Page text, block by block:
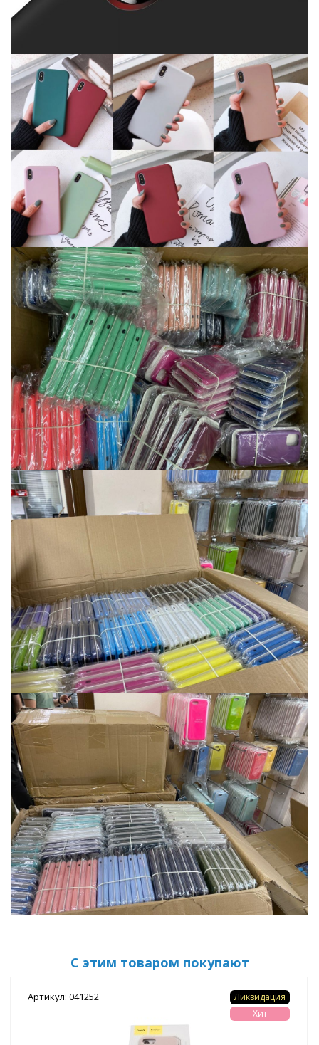
С этим товаром покупают
Артикул: 041252
Ликвидация
Хит